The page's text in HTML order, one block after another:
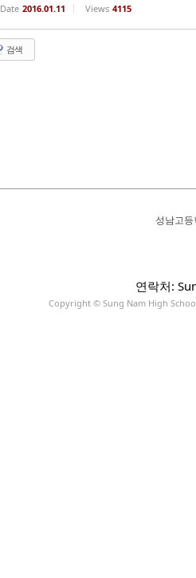
Date 2016.01.11 Views 4115
검색
성남고등
연락처:
Copyright © Sung Nam High